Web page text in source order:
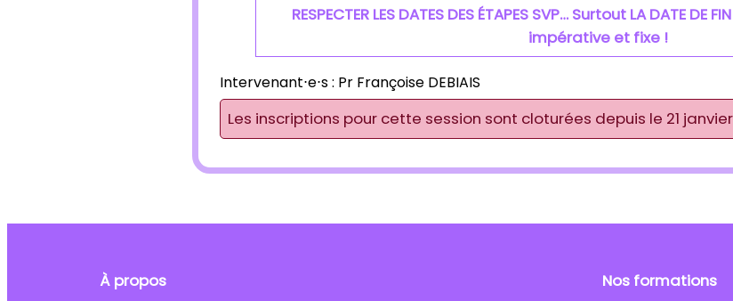
RESPECTER LES DATES DES ÉTAPES SVP… Surtout LA DATE DE
impérative et fixe !
Intervenant⋅e⋅s : Pr Françoise DEBIAIS
Les inscriptions pour cette session sont cloturées depuis le 21
À propos Nos formations